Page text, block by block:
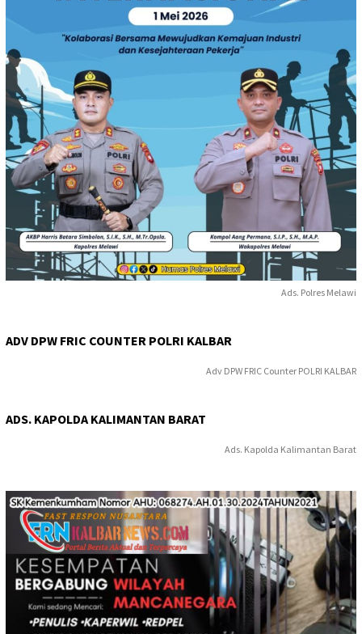
Ads. Polres Melawi
ADV DPW FRIC COUNTER POLRI KALBAR
Adv DPW FRIC Counter POLRI KALBAR
ADS. KAPOLDA KALIMANTAN BARAT
Ads. Kapolda Kalimantan Barat